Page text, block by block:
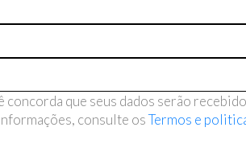
concorda que seus dados serão
consulte osTermos e